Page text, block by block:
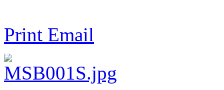
Print Email